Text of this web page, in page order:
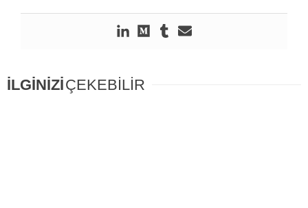
İLGİNİZİÇEKEBİLİR